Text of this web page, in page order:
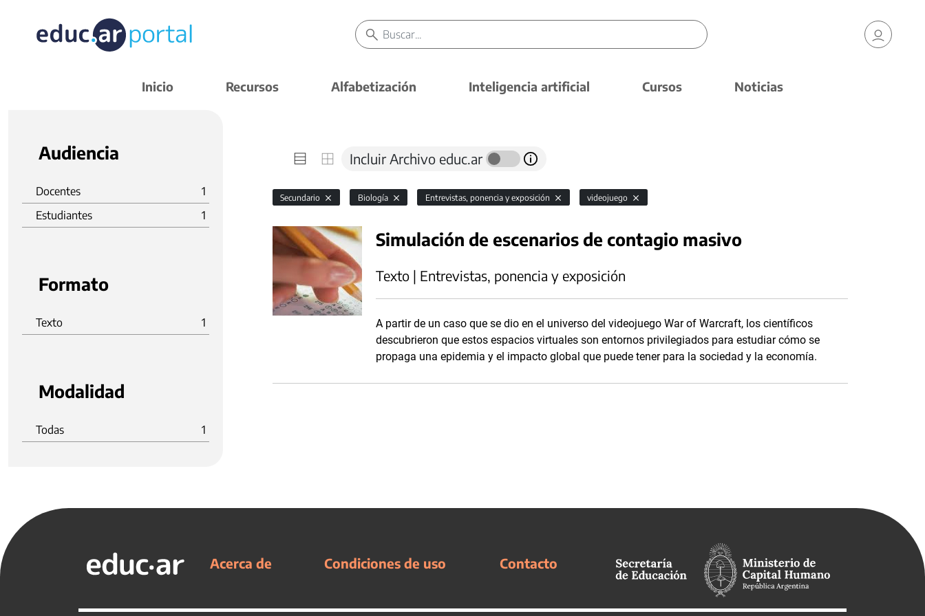
Inicio Recursos Alfabetización Inteligencia artificial Cursos Noticias
Audiencia
Docentes
1
Estudiantes
1
Formato
Texto 1
Modalidad
Todas 1
Incluir Archivo educ.ar
Secundario Biología Entrevistas, ponencia y exposición videojuego
Simulación de escenarios de contagio masivo
Texto | Entrevistas, ponencia y exposición
A partir de un caso que se dio en el universo del videojuego War of Warcraft, los científicos
descubrieron que estos espacios virtuales son entornos privilegiados para estudiar cómo se
propaga una epidemia y el impacto global que puede tener para la sociedad y la economía.
Acerca de Condiciones de uso Contacto